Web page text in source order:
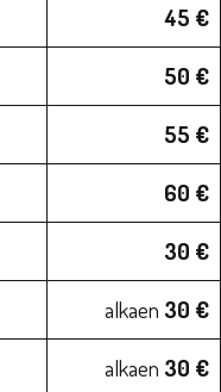
45 €
50 €
55 €
60 €
30 €
alkaen 30 €
alkaen 30 €